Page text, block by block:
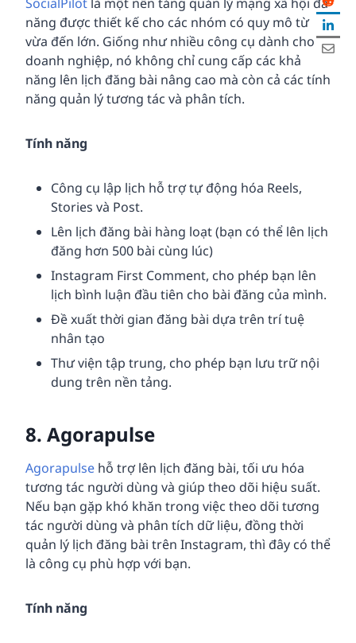
năng được thiết kế cho các nhóm có quy mô từ
vừa đến lớn. Giống như nhiều công cụ dành cho
doanh nghiệp, nó không chỉ cung cấp các khả
năng lên lịch đăng bài nâng cao mà còn cả các tính
năng quản lý tương tác và phân tích.
Tính năng
Công cụ lập lịch hỗ trợ tự động hóa Reels,
Stories và Post.
Lên lịch đăng bài hàng loạt (bạn có thể lên lịch
đăng hơn 500 bài cùng lúc)
Instagram First Comment, cho phép bạn lên
lịch bình luận đầu tiên cho bài đăng của mình.
Đề xuất thời gian đăng bài dựa trên trí tuệ
nhân tạo
Thư viện tập trung, cho phép bạn lưu trữ nội
dung trên nền tảng.
8. Agorapulse
Agorapulse hỗ trợ lên lịch đăng bài, tối ưu hóa
tương tác người dùng và giúp theo dõi hiệu suất.
Nếu bạn gặp khó khăn trong việc theo dõi tương
tác người dùng và phân tích dữ liệu, đồng thời
quản lý lịch đăng bài trên Instagram, thì đây có thể
là công cụ phù hợp với bạn.
Tính năng